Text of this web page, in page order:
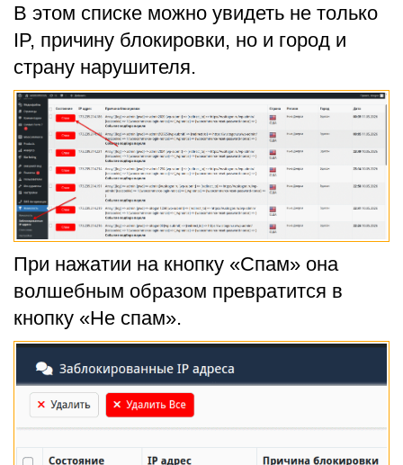
В этом списке можно увидеть не только
IP, причину блокировки, но и город и
страну нарушителя.
При нажатии на кнопку «Спам» она
волшебным образом превратится в
кнопку «Не спам».